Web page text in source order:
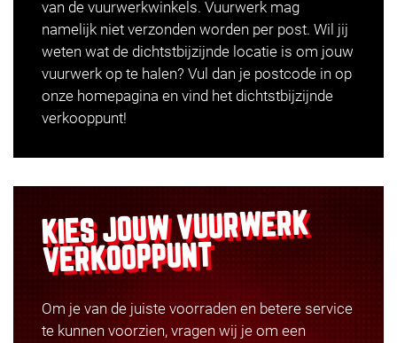
van de vuurwerkwinkels. Vuurwerk mag
namelijk niet verzonden worden per post. Wil jij
weten wat de dichtstbijzijnde locatie is om jouw
vuurwerk op te halen? Vul dan je postcode in op
onze homepagina en vind het dichtstbijzijnde
verkooppunt!
KIES JOUWVUURWERK
VERKOOPPUNT
Om je van de juiste voorraden en betere service
te kunnen voorzien, vragen wij je om een